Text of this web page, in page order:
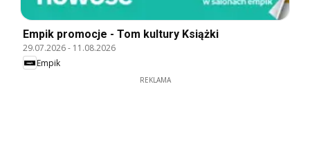
Empik promocje - Tom kultury Książki
29.07.2026- 11.08.2026
Empik
REKLAMA